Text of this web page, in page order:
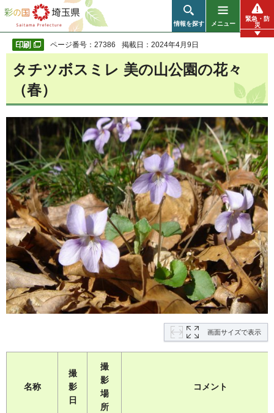
彩の国 埼玉県
情報を探す メニュー
緊急・防
災
ページ番号：27386 掲載日：2024年4月9日
タチツボスミレ 美の山公園の花々
（春）
画面サイズで表示
名称
撮
影
日
撮
影
場
所
コメント